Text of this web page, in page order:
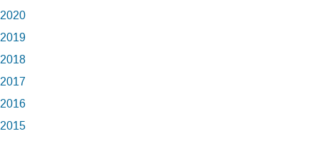
2020
2019
2018
2017
2016
2015